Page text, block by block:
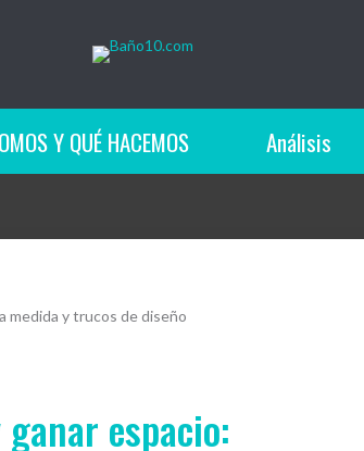
Y QUÉ HACEMOS Análisis
medida y trucos de diseño
espacio: